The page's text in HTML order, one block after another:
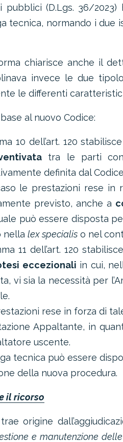
pubblici (D.Lgs. 36/
tecnica, normando i due
chiarisce anche il
invece le due
le differenti
al nuovo Codice:
10 dell’art. 120
tra le parti
definita dal
le prestazioni rese in
previsto, anche a
può essere disposta
nella lex specialis o nel
11 dell’art. 120
eccezionali in cui,
vi sia la necessità per
rese in forza di
Appaltante, in
uscente.
tecnica può essere
della nuova procedura.
il ricorso
origine
e manutenzione